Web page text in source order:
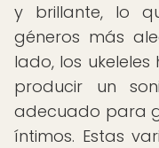
y brillante, lo
géneros más
lado, los
producir un
adecuado para
íntimos. Estas